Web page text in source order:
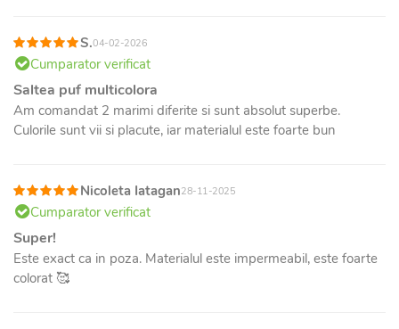
S.04-02-2026
Cumparator verificat
Saltea puf multicolora
Am comandat 2 marimi diferite si sunt absolut superbe.
Culorile sunt vii si placute, iar materialul este foarte bun
Nicoleta Iatagan28-11-2025
Cumparator verificat
Super!
Este exact ca in poza. Materialul este impermeabil, este foarte
colorat 🥰